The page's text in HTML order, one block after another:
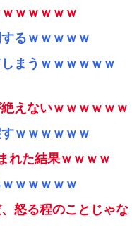
ｗｗｗｗｗ
るｗｗｗｗｗ
まうｗｗｗｗｗｗ
えないｗｗｗｗｗｗ
ｗｗｗｗｗｗ
れた結果ｗｗｗｗ
ｗｗｗｗｗ
怒る程のことじゃな